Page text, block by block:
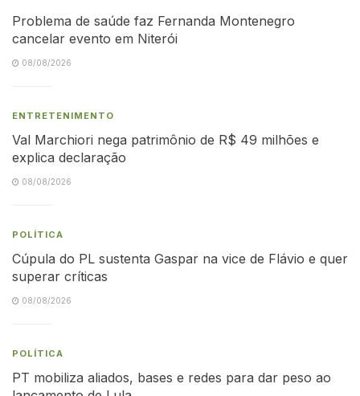
Problema de saúde faz Fernanda Montenegro
cancelar evento em Niterói
08/08/2026
ENTRETENIMENTO
Val Marchiori nega patrimônio de R$ 49 milhões e
explica declaração
08/08/2026
POLÍTICA
Cúpula do PL sustenta Gaspar na vice de Flávio e quer
superar críticas
08/08/2026
POLÍTICA
PT mobiliza aliados, bases e redes para dar peso ao